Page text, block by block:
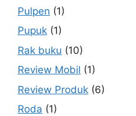
Pulpen (1)
Pupuk (1)
Rak buku (10)
Review Mobil (1)
Review Produk (6)
Roda (1)